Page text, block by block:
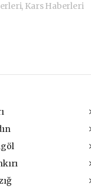
Kars Haberleri